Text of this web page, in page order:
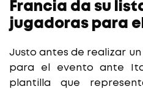
Francia da su
jugadoras para
Justo antes de realizar
para el evento ante
plantilla que